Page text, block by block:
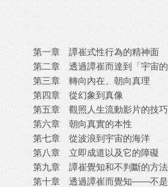
第一章 譚崔式性行為的精神面
第二章 透過譚崔而達到「宇宙的
第三章 轉向內在、朝向真理
第四章 從幻象到真像
第五章 觀照人生流動影片的技巧
第六章 朝向真實的本性
第七章 從波浪到宇宙的海洋
第八章 立即成道以及它的障礙
第九章 譚崔覺知和不判斷的方法
第十章 透過譚崔而覺知——不是